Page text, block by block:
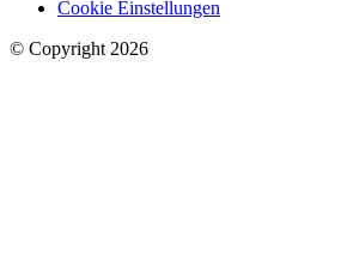
Cookie Einstellungen
© Copyright 2026